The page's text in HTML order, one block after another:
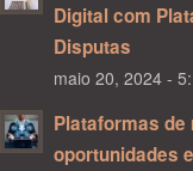
Digital com
Disputas
maio 20, 2024 -
Plataformas
oportunidades